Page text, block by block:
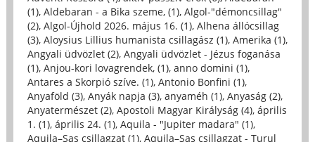
(1), Aldebaran - a Bika szeme, (1), Algol-"démoncsillag"
(2), Algol-Újhold 2026. május 16. (1), Alhena állócsillag
(3), Aloysius Lillius humanista csillagász (1), Amerika (1),
Angyali üdvözlet (2), Angyali üdvözlet - Jézus foganása
(1), Anjou-kori lovagrendek, (1), anno domini (1),
Antares a Skorpió szíve. (1), Antonio Bonfini (1),
Anyaföld (3), Anyák napja (3), anyaméh (1), Anyaság (2),
Anyatermészet (2), Apostoli Magyar Királyság (4), április
1. (1), április 24. (1), Aquila - "Jupiter madara" (1),
Aquila–Sas csillagzat (1), Aquila–Sas csillagzat - Turul